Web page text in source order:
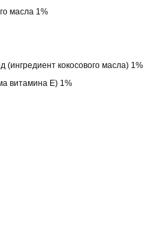
масла 1%
кокосового масла) 1%
витамина Е) 1%